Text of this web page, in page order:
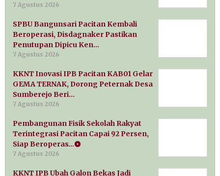
7 Agustus 2026
SPBU Bangunsari Pacitan Kembali
Beroperasi, Disdagnaker Pastikan
Penutupan Dipicu Ken…
7 Agustus 2026
KKNT Inovasi IPB Pacitan KAB01 Gelar
GEMA TERNAK, Dorong Peternak Desa
Sumberejo Beri…
7 Agustus 2026
Pembangunan Fisik Sekolah Rakyat
Terintegrasi Pacitan Capai 92 Persen,
Siap Beroperas…
7 Agustus 2026
KKNT IPB Ubah Galon Bekas Jadi